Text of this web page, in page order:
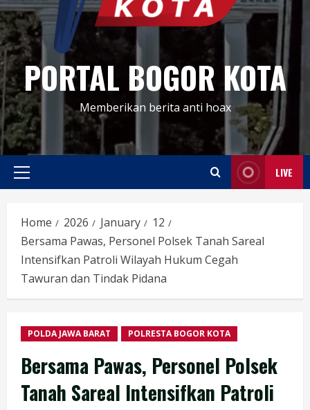
PORTAL BOGOR KOTA
Memberikan berita anti hoax
Primary
LIVE
Home 2026 January
12
Bersama Pawas, Personel Polsek Tanah Sareal
Intensifkan Patroli Wilayah Hukum Cegah
Tawuran dan Tindak Pidana
POLDA JAWA BARAT POLRESTA BOGOR KOTA
Bersama Pawas, Personel Polsek
Tanah Sareal Intensifkan Patroli